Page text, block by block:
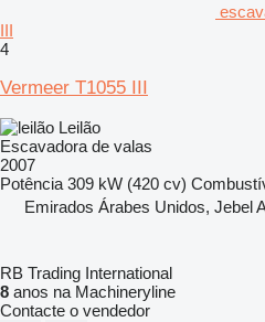
III
4
Vermeer T1055 III
Leilão
Escavadora de valas
2007
Potência 309 kW (420 cv)
Emirados Árabes Unidos, Jebel
RB Trading International
8 anos na Machineryline
Contacte o vendedor